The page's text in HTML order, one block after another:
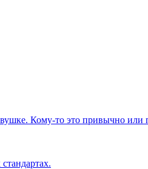
Кому-то это привычно или